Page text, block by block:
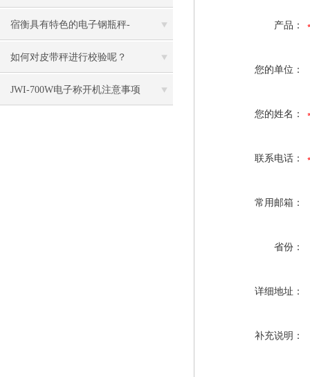
宿衡具有特色的电子钢瓶秤-
如何对皮带秤进行校验呢？
JWI-700W电子称开机注意事项
产品：
您的单位：
您的姓名：
联系电话：
常用邮箱：
省份：
详细地址：
补充说明：